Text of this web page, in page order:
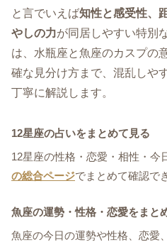
と言でいえば知性と感受性、
やしの力が同居しやすい特別
は、水瓶座と魚座のカスプの
確な見分け方まで、混乱しや
丁寧に解説します。
12星座の占いをまとめて見る
12星座の性格・恋愛・相性・今
の総合ページでまとめて確認で
魚座の運勢・性格・恋愛をまと
魚座の今日の運勢や性格、恋愛